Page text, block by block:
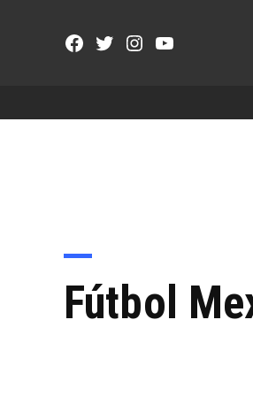
Facebook
TwitterInstagram
YouTube
Fútbol